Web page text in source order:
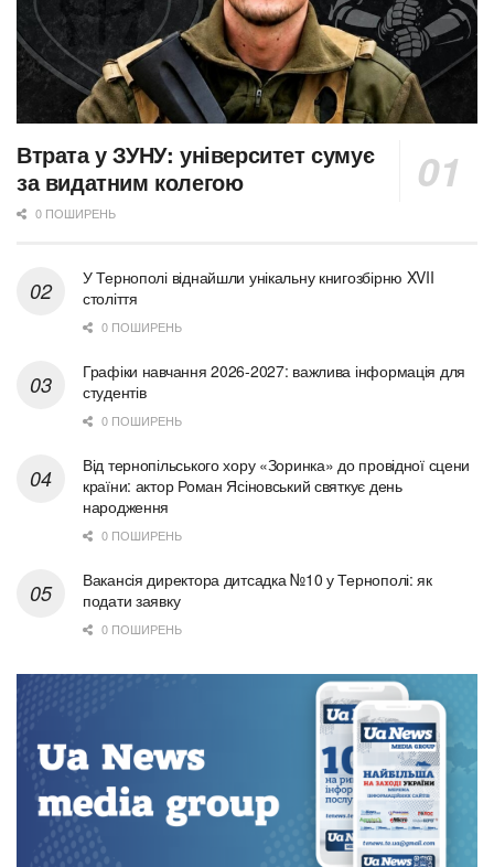
Втрата у ЗУНУ: університет сумує
за видатним колегою
0 ПОШИРЕНЬ
У Тернополі віднайшли унікальну книгозбірню XVII
століття
0 ПОШИРЕНЬ
Графіки навчання 2026-2027: важлива інформація для
студентів
0 ПОШИРЕНЬ
Від тернопільського хору «Зоринка» до провідної сцени
країни: актор Роман Ясіновський святкує день
народження
0 ПОШИРЕНЬ
Вакансія директора дитсадка №10 у Тернополі: як
подати заявку
0 ПОШИРЕНЬ